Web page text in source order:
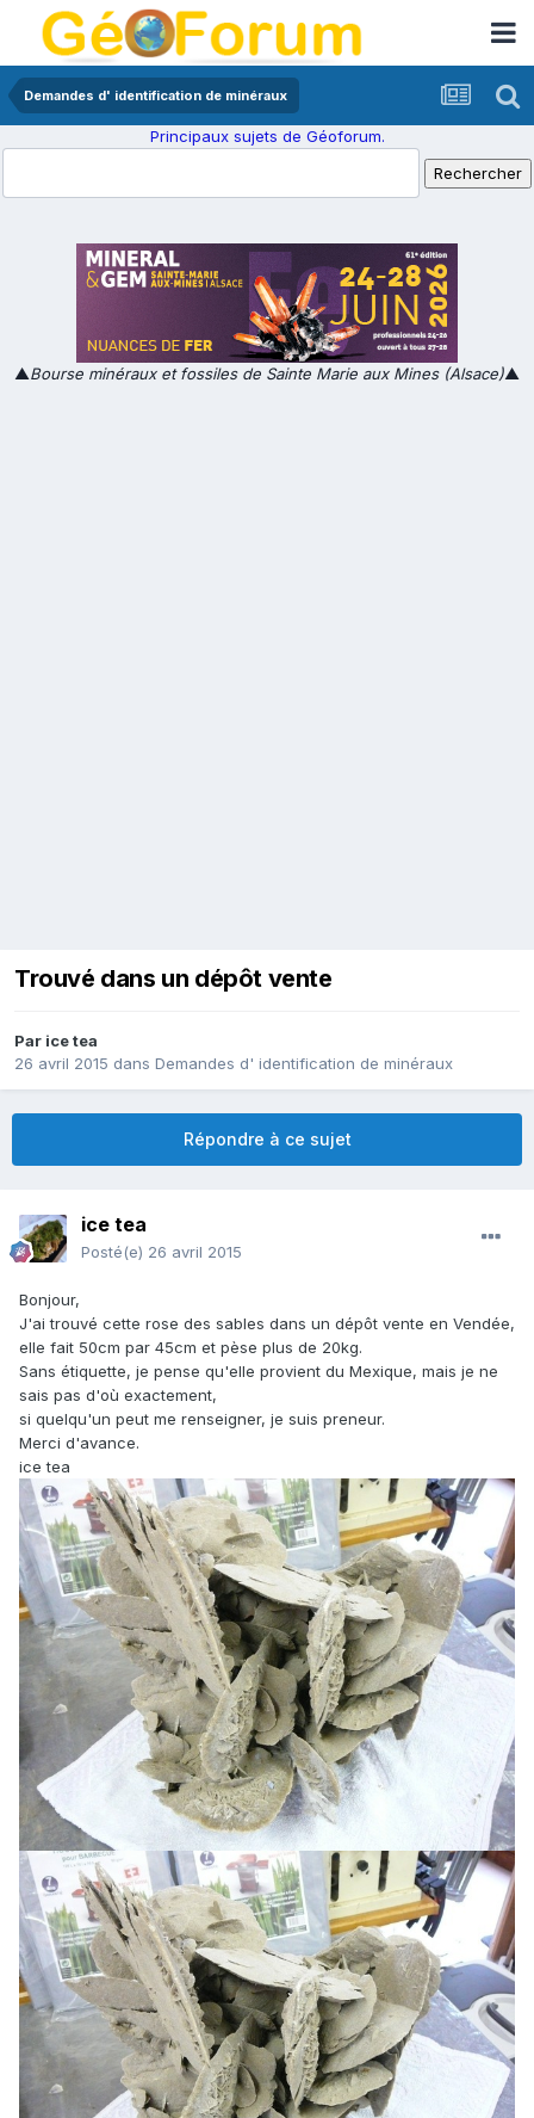
Demandes d' identification de minéraux
Principaux sujets de Géoforum.
▲Bourse minéraux et fossiles de Sainte Marie aux Mines (Alsace)▲
Trouvé dans un dépôt vente
Par ice tea
26 avril 2015 dans Demandes d' identification de minéraux
Répondre à ce sujet
ice tea
Posté(e) 26 avril 2015
Bonjour,
J'ai trouvé cette rose des sables dans un dépôt vente en Vendée,
elle fait 50cm par 45cm et pèse plus de 20kg.
Sans étiquette, je pense qu'elle provient du Mexique, mais je ne
sais pas d'où exactement,
si quelqu'un peut me renseigner, je suis preneur.
Merci d'avance.
ice tea